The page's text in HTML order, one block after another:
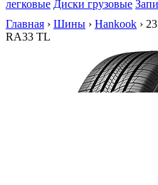
легковые Диски грузовые
Главная › Шины › Hankook ›
RA33 TL